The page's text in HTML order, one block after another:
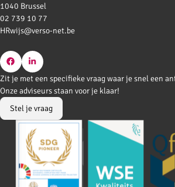
1040 Brussel
02 739 10 77
HRwijs@verso-net.be
Go
to
Facebook
Go
to
LinkedIn
Zit je met een specifieke vraag waar je snel een
Onze adviseurs staan voor je klaar!
Stel je vraag